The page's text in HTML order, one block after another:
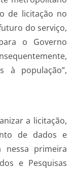
de licitação no
do serviço,
o Governo
à população”,
a licitação,
de dados e
nessa primeira
e Pesquisas